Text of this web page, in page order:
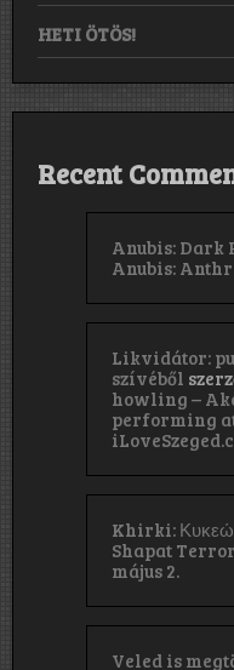
HETI ÖTÖS!
Recent
Anubis: Dark
Anubis:
Likvidátor:
szívéből
howling –
performing
Khirki:
Shapat Terror
május 2.
Veled is